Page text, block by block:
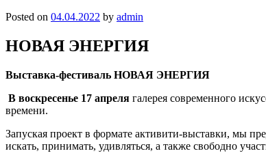
Posted on 04.04.2022 by admin
НОВАЯ ЭНЕРГИЯ
Выставка-фестиваль НОВАЯ ЭНЕРГИЯ
В воскресенье 17 апреля галерея современного
времени.
Запуская проект в формате активити-выставки, мы
искать, принимать, удивляться, а также свободно